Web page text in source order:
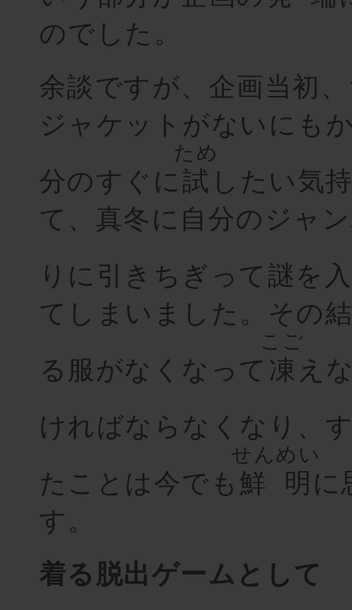
のでした。
余談ですが、企画当初
ジャケットがないにも
分のすぐに 試
ため
したい気
て、真冬に自分のジャ
りに引きちぎって謎を
てしまいました。その
る服がなくなって 凍
こご
え
ければならなくなり、
たことは今でも 鮮明
せんめい
に
す。
着る脱出ゲームとして